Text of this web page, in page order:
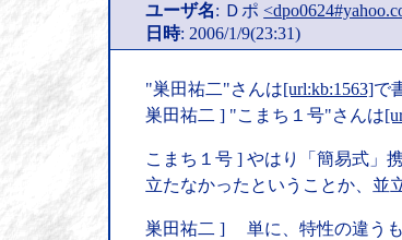
ユーザ名: Ｄポ
日時: 2006/1/9(23:31)
"巣田祐二"さんは[url:kb:1563]で
巣田祐二 ] "こまち１号"さんは
こまち１号 ] やはり「簡易式」
立たなかったということか、並
巣田祐二 ] 単に、特性の違うも